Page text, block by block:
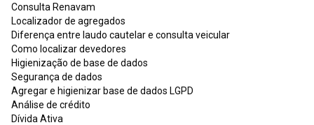
Consulta Renavam
Localizador de agregados
Diferença entre laudo cautelar e consulta veicular
Como localizar devedores
Higienização de base de dados
Segurança de dados
Agregar e higienizar base de dados LGPD
Análise de crédito
Dívida Ativa